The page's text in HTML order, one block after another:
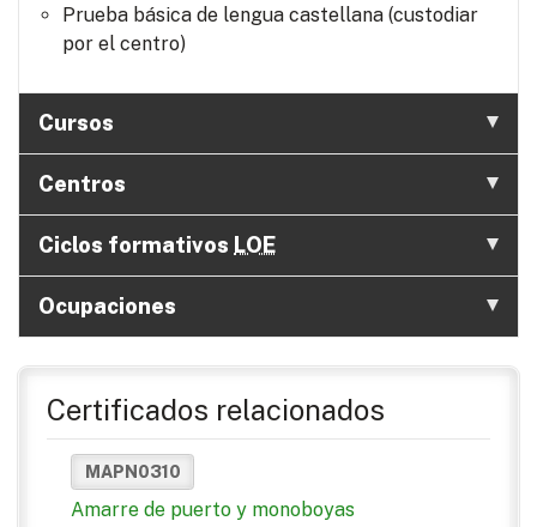
Prueba básica de lengua castellana (custodiar
por el centro)
Cursos
Centros
Ciclos formativos LOE
Ocupaciones
Certificados relacionados
MAPN0310
Amarre de puerto y monoboyas